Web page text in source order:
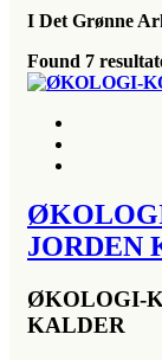
I Det Grønne
Found 7
JORDEN
ØKOLOGI-
KALDER